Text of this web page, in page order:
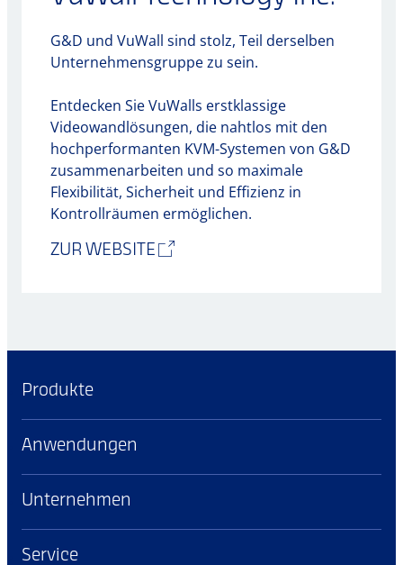
G&D und VuWall sind stolz, Teil derselben
Unternehmensgruppe zu sein.
Entdecken Sie VuWalls erstklassige
Videowandlösungen, die nahtlos mit den
hochperformanten KVM-Systemen von G&D
zusammenarbeiten und so maximale
Flexibilität, Sicherheit und Effizienz in
Kontrollräumen ermöglichen.
ZUR WEBSITE
Produkte
Anwendungen
Unternehmen
Service